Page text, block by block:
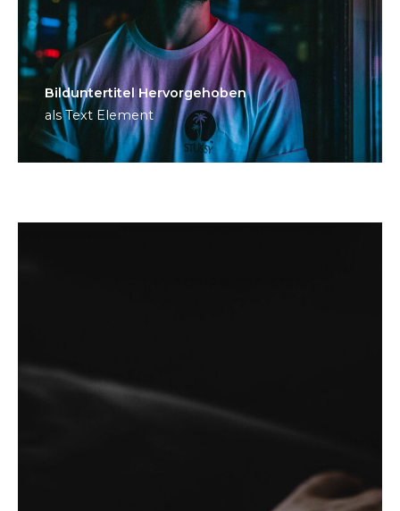
Bild­unter­titel Hervorgehoben
als Text Element